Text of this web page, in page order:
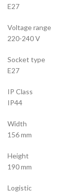
E27
Voltage range
220-240 V
Socket type
E27
IP Class
IP44
Width
156 mm
Height
190 mm
Logistic